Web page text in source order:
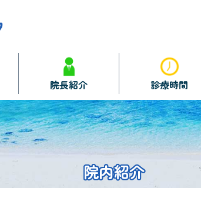
院長紹介 診療時間
院内紹介